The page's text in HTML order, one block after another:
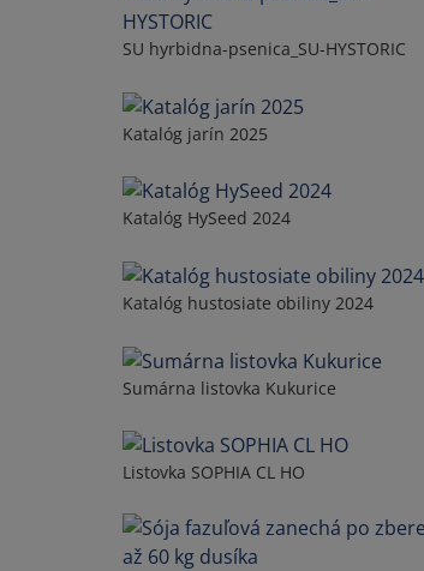
SU hyrbidna-psenica_SU-HYSTORIC
Katalóg jarín 2025
Katalóg HySeed 2024
Katalóg hustosiate obiliny 2024
Sumárna listovka Kukurice
Listovka SOPHIA CL HO